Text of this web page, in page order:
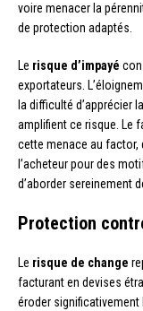
voire menacer la
de protection adaptés.
Le risque d’impayé
exportateurs.
la difficulté d’apprécier
amplifient ce risque. Le
cette menace au factor,
l’acheteur pour des
d’aborder sereinement
Protection
Le risque de change
facturant en devises
éroder